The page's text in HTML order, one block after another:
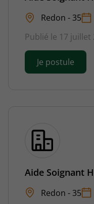
Redon - 35
Publié le 17 juillet
Je postule
Aide Soignant
Redon - 35